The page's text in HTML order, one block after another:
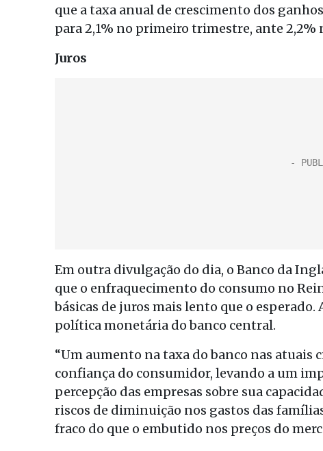
que a taxa anual de crescimento dos
para 2,1% no primeiro trimestre, ante 2,2%
Juros
Em outra divulgação do dia, o Banco da
que o enfraquecimento do consumo no
básicas de juros mais lento que o
política monetária do banco central.
“Um aumento na taxa do banco nas atuais
confiança do consumidor, levando a um
percepção das empresas sobre sua
riscos de diminuição nos gastos das
fraco do que o embutido nos preços do